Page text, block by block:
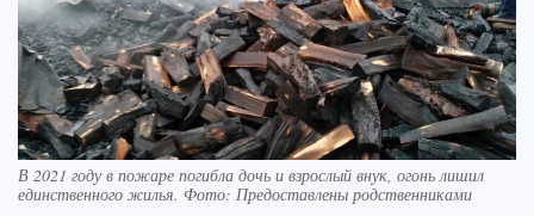
В 2021 году в пожаре погибла дочь и взрослый внук, огонь лишил
единственного жилья. Фото: Предоставлены родственниками